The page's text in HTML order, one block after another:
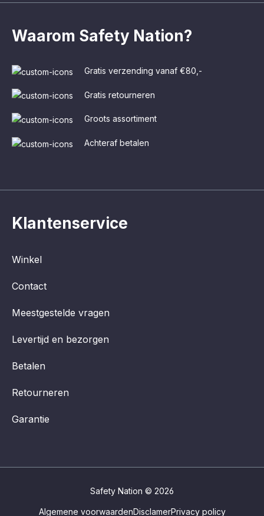
Klantenservice
Winkel
Contact
Meestgestelde vragen
Levertijd en bezorgen
Betalen
Retourneren
Garantie
Waarom Safety Nation?
Gratis verzending vanaf €80,-
Gratis retourneren
Groots assortiment
Achteraf betalen
Safety Nation © 2026
Algemene voorwaardenDisclamerPrivacy policy